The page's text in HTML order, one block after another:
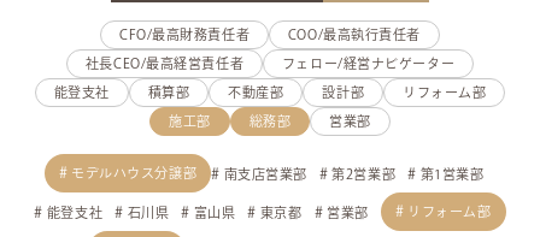
CFO/最高財務責任者 COO/最高執行責任者
社長CEO/最高経営責任者 フェロー/経営ナビゲーター
能登支社 積算部 不動産部 設計部 リフォーム部
施工部 総務部 営業部
モデルハウス分譲部 南支店営業部 第2営業部 第1営業部
能登支社 石川県 富山県 東京都 営業部 リフォーム部